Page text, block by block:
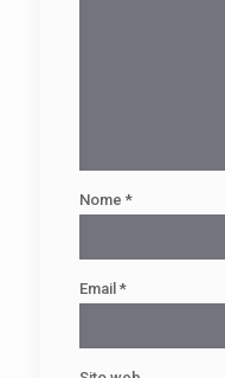
Nome *
Email *